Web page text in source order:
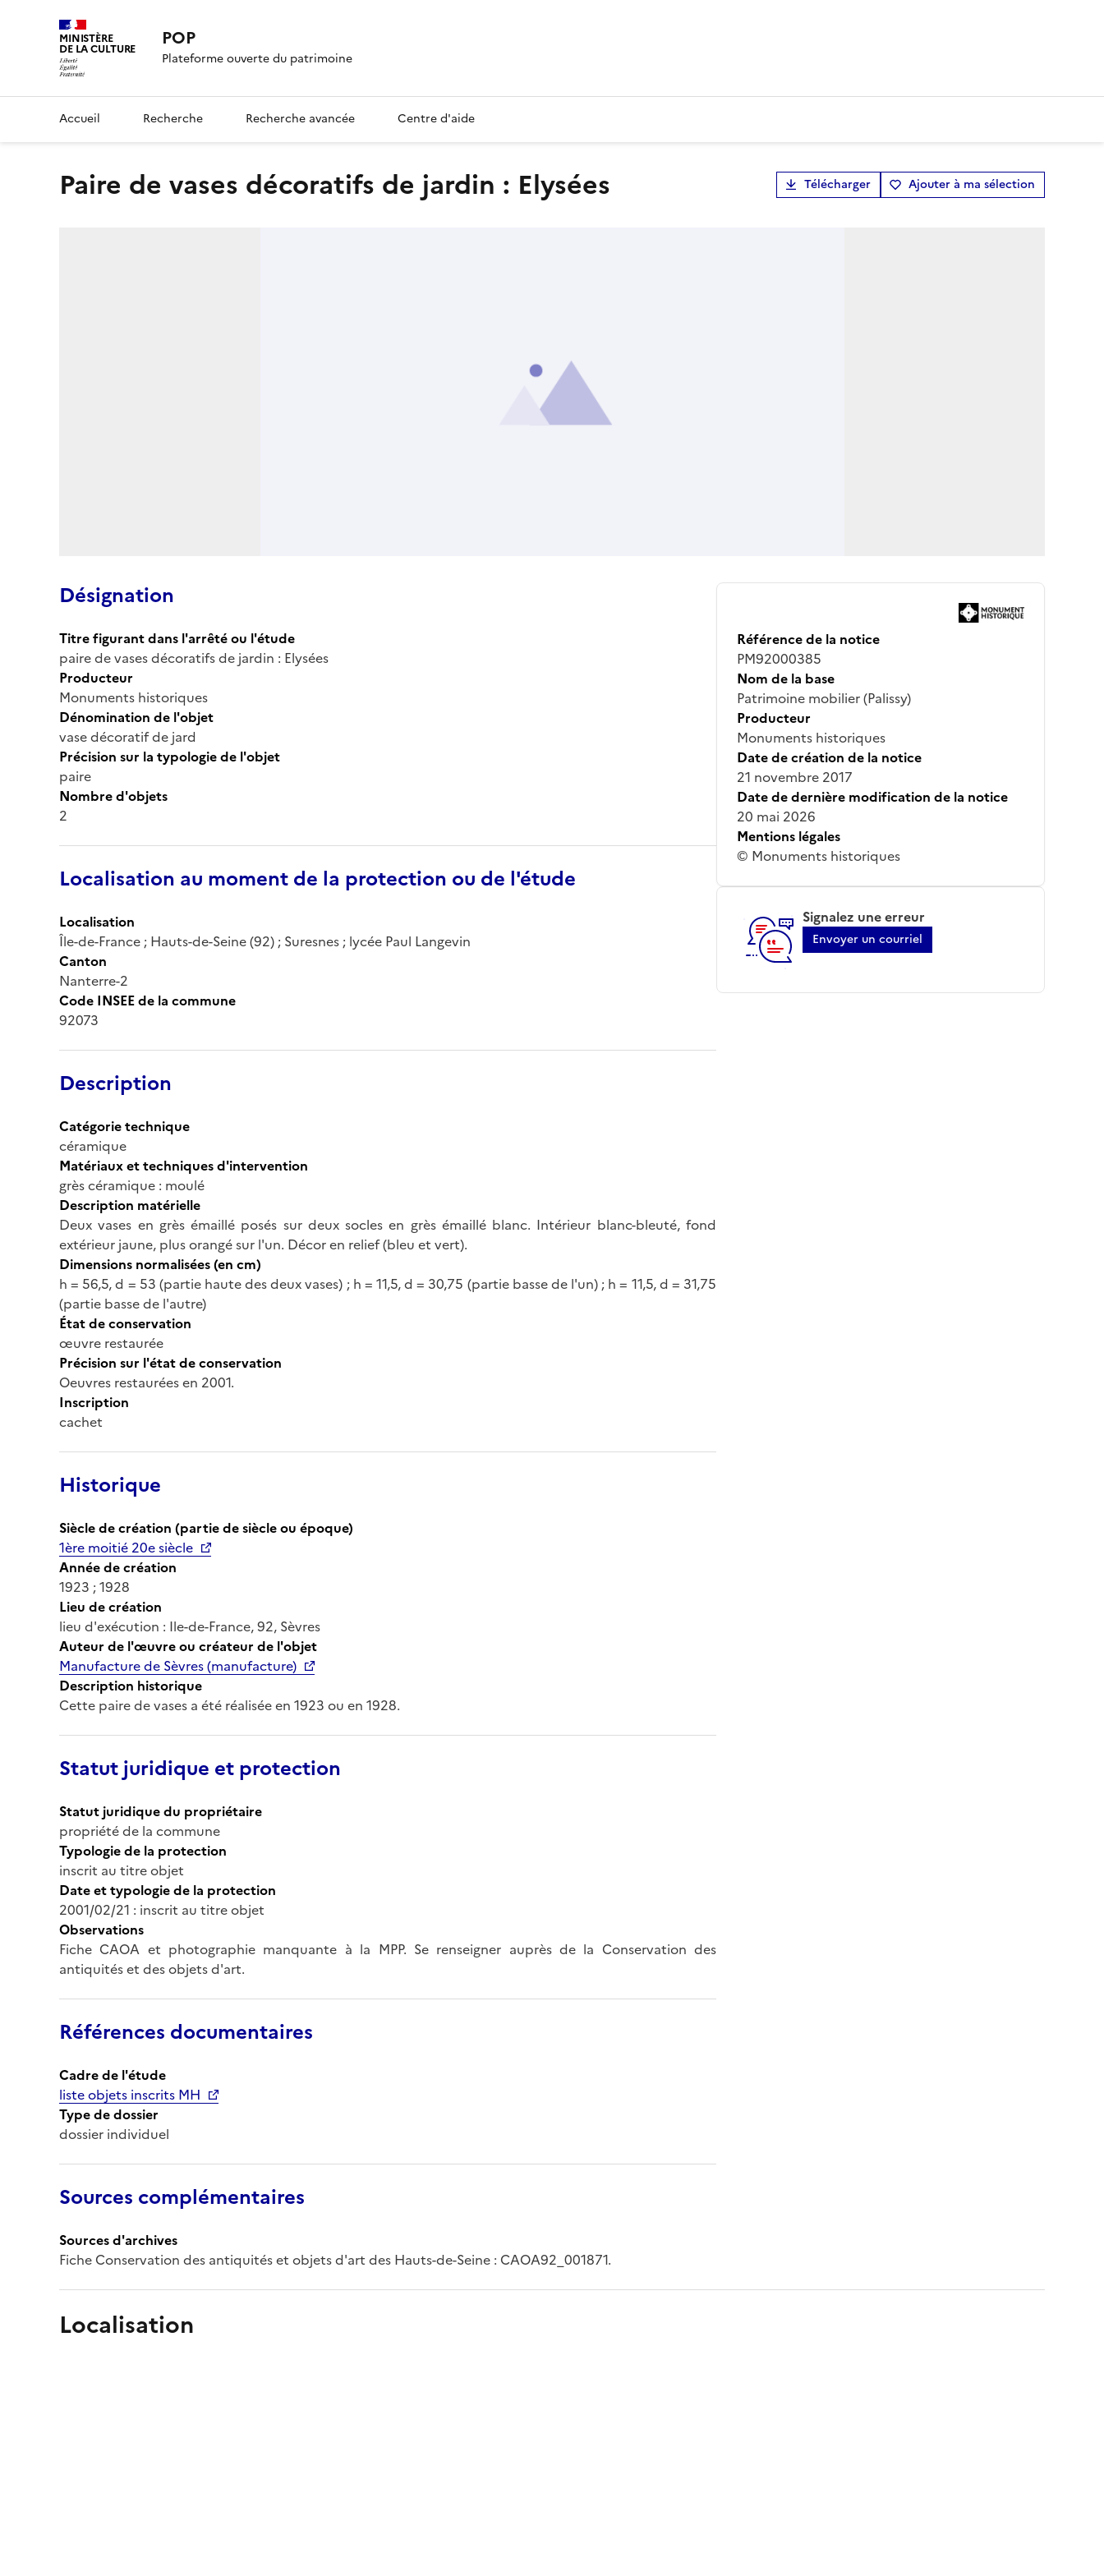
MINISTÈRE
DE LA CULTURE POP
Plateforme ouverte du patrimoine
Accueil Recherche Recherche avancée Centre d'aide
paire de vases décoratifs de jardin : Elysées Télécharger Ajouter à ma sélection
Désignation
Titre figurant dans l'arrêté ou l'étude
paire de vases décoratifs de jardin : Elysées
Producteur
Monuments historiques
Dénomination de l'objet
vase décoratif de jard
Précision sur la typologie de l'objet
paire
Nombre d'objets
2
Localisation au moment de la protection ou de l'étude
Localisation
Île-de-France ; Hauts-de-Seine (92) ; Suresnes ; lycée Paul Langevin
Canton
Nanterre-2
Code INSEE de la commune
92073
Description
Catégorie technique
céramique
Matériaux et techniques d'intervention
grès céramique : moulé
Description matérielle
Deux vases en grès émaillé posés sur deux socles en grès émaillé blanc. Intérieur blanc-bleuté, fond
extérieur jaune, plus orangé sur l'un. Décor en relief (bleu et vert).
Dimensions normalisées (en cm)
h = 56,5, d = 53 (partie haute des deux vases) ; h = 11,5, d = 30,75 (partie basse de l'un) ; h = 11,5, d = 31,75
(partie basse de l'autre)
État de conservation
œuvre restaurée
Précision sur l'état de conservation
Oeuvres restaurées en 2001.
Inscription
cachet
Historique
Siècle de création (partie de siècle ou époque)
1ère moitié 20e siècle
Année de création
1923 ; 1928
Lieu de création
lieu d'exécution : Ile-de-France, 92, Sèvres
Auteur de l'œuvre ou créateur de l'objet
Manufacture de Sèvres (manufacture)
Description historique
Cette paire de vases a été réalisée en 1923 ou en 1928.
Statut juridique et protection
Statut juridique du propriétaire
propriété de la commune
Typologie de la protection
inscrit au titre objet
Date et typologie de la protection
2001/02/21 : inscrit au titre objet
Observations
Fiche CAOA et photographie manquante à la MPP. Se renseigner auprès de la Conservation des
antiquités et des objets d'art.
Références documentaires
Cadre de l'étude
liste objets inscrits MH
Type de dossier
dossier individuel
Sources complémentaires
Sources d'archives
Fiche Conservation des antiquités et objets d'art des Hauts-de-Seine : CAOA92_001871.
Référence de la notice
PM92000385
Nom de la base
Patrimoine mobilier (Palissy)
Producteur
Monuments historiques
Date de création de la notice
21 novembre 2017
Date de dernière modification de la notice
20 mai 2026
Mentions légales
© Monuments historiques
Signalez une erreur
Envoyer un courriel
Localisation